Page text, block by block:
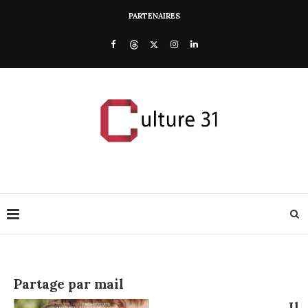
PARTENAIRES
Partage par mail